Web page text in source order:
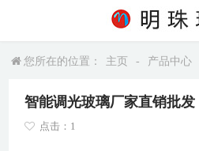
您所在的位置： 主页 - 产品中心
智能调光玻璃厂家直销批发
点击：1